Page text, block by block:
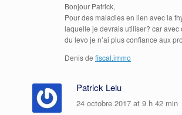
Bonjour Patrick,
Pour des maladies en lien avec la
laquelle je devrais utiliser? car avec
du levo je n’ai plus confiance aux
Denis de fiscal.immo
Patrick Lelu
24 octobre 2017 at 9 h 42 min